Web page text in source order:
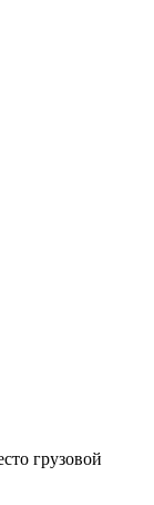
грузовой